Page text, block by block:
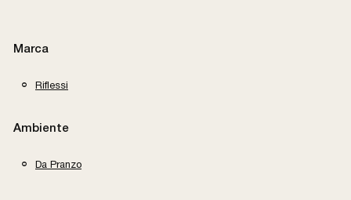
Marca
Riflessi
Ambiente
Da Pranzo